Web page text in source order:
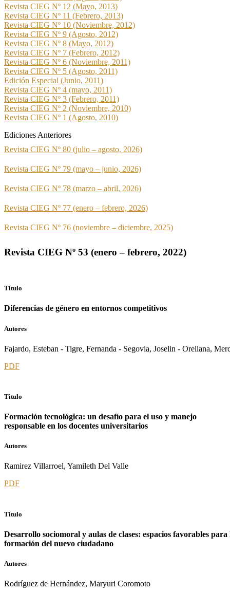
Revista CIEG Nº 1 (Agosto, 2010)
Revista CIEG Nº 2 (Noviembre, 2010)
Revista CIEG Nº 3 (Febrero, 2011)
Revista CIEG Nº 4 (mayo, 2011)
Edición Especial (Junio, 2011)
Revista CIEG Nº 5 (Agosto, 2011)
Revista CIEG Nº 6 (Noviembre, 2011)
Revista CIEG Nº 7 (Febrero, 2012)
Revista CIEG Nº 8 (Mayo, 2012)
Revista CIEG Nº 9 (Agosto, 2012)
Revista CIEG Nº 10 (Noviembre, 2012)
Revista CIEG Nº 11 (Febrero, 2013)
Revista CIEG Nº 12 (Mayo, 2013)
Ediciones Anteriores
Revista CIEG Nº 80 (julio – agosto, 2026)
Revista CIEG Nº 79 (mayo – junio, 2026)
Revista CIEG Nº 78 (marzo – abril, 2026)
Revista CIEG Nº 77 (enero – febrero, 2026)
Revista CIEG Nº 76 (noviembre – diciembre, 2025)
Revista CIEG Nº 53 (enero – febrero, 2022)
Titulo
Diferencias de género en entornos competitivos
Autores
Fajardo, Esteban - Tigre, Fernanda - Segovia, Joselin - Orellana,
PDF
Titulo
Formación tecnológica: un desafío para el uso y manejo
responsable en los docentes universitarios
Autores
Ramirez Villarroel, Yamileth Del Valle
PDF
Titulo
Desarrollo sociomoral y aulas de clases: espacios favorables para
formación del nuevo ciudadano
Autores
Rodríguez de Hernández, Maryuri Coromoto